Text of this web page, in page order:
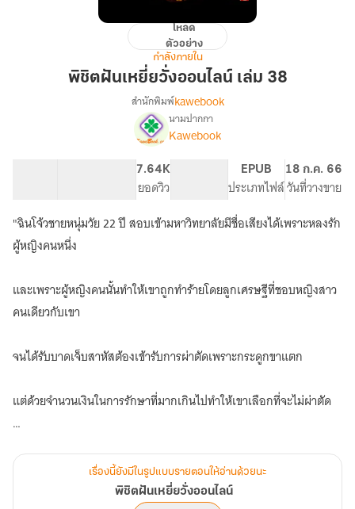
เห
โหลด
ตัวอย่าง
กำลังภายใน
พิชิตฝันเหยี่ยวั่งออนไลน์ เล่ม 38
เรื่อง
พิชิต
งอ
อน
สำนักพิมพ์kawebook
นามปากกา
Kawebook
7.64K
ยอดวิว
EPUB
ประเภทไฟล์
18 ก.ค. 66
วันที่วางขาย
"ฉินโจ้วชายหนุ่มวัย 22 ปี สอบเข้ามหาวิทยาลัยมีชื่อเสียงได้เพราะหลงรัก
ผู้หญิงคนหนึ่ง
และเพราะผู้หญิงคนนั้นทำให้เขาถูกทำร้ายโดยลูกเศรษฐีที่ชอบหญิงสาว
คนเดียวกับเขา
จนได้รับบาดเจ็บสาหัสต้องเข้ารับการผ่าตัดเพราะกระดูกขาแตก
แต่ด้วยจำนวนเงินในการรักษาที่มากเกินไปทำให้เขาเลือกที่จะไม่ผ่าตัด
และได้เข้ารับการรักษาจากหมอท่านนี้จนอาการเกือบจะหายดี
เรื่องนี้ยังมีในรูปแบบรายตอนให้อ่านด้วยนะ
พิชิตฝันเหยี่ยวั่งออนไลน์